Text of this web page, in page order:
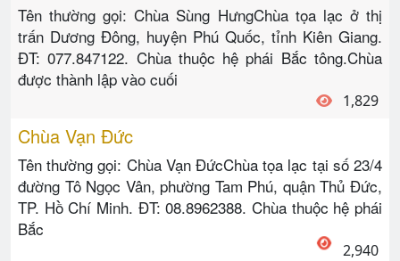
Tên thường gọi: Chùa Sùng HưngChùa tọa lạc ở thị
trấn Dương Đông, huyện Phú Quốc, tỉnh Kiên Giang.
ĐT: 077.847122. Chùa thuộc hệ phái Bắc tông.Chùa
được thành lập vào cuối
1,829
Chùa Vạn Đức
Tên thường gọi: Chùa Vạn ĐứcChùa tọa lạc tại số 23/4
đường Tô Ngọc Vân, phường Tam Phú, quận Thủ Đức,
TP. Hồ Chí Minh. ĐT: 08.8962388. Chùa thuộc hệ phái
Bắc
2,940